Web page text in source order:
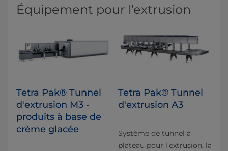
Équipement pour l’extrusion
Tetra Pak® Tunnel
d'extrusion M3 -
produits à base de
crème glacée
Tetra Pak® Tunnel
d'extrusion A3
Système de tunnel à
plateau pour l'extrusion, la